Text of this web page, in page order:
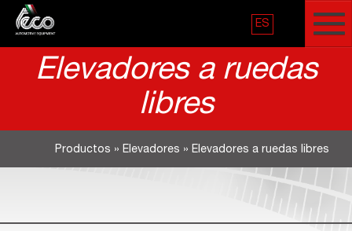
ES
Elevadores a ruedas
libres
Productos » Elevadores » Elevadores a ruedas libres